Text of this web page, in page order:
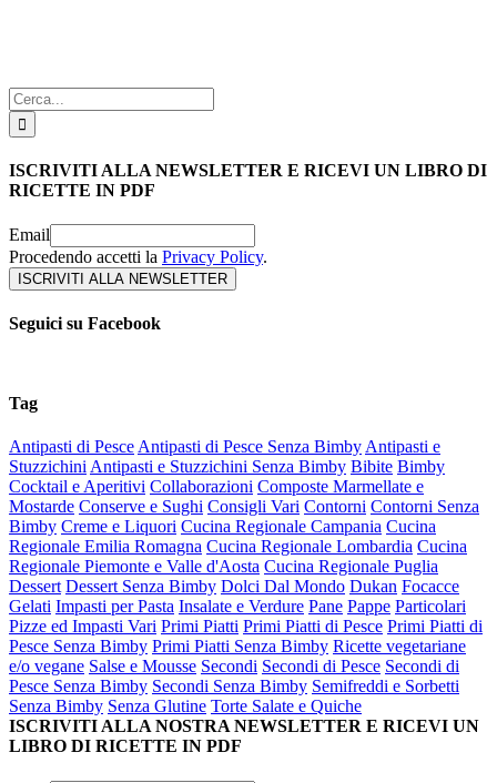
Cerca
per:
ISCRIVITI ALLA NEWSLETTER E RICEVI UN LIBRO DI
RICETTE IN PDF
Email
Procedendo accetti la Privacy Policy.
Seguici su Facebook
Tag
Antipasti di Pesce Antipasti di Pesce Senza Bimby Antipasti e
Stuzzichini Antipasti e Stuzzichini Senza Bimby Bibite Bimby
Cocktail e Aperitivi Collaborazioni Composte Marmellate e
Mostarde Conserve e Sughi Consigli Vari Contorni Contorni Senza
Bimby Creme e Liquori Cucina Regionale Campania Cucina
Regionale Emilia Romagna Cucina Regionale Lombardia Cucina
Regionale Piemonte e Valle d'Aosta Cucina Regionale Puglia
Dessert Dessert Senza Bimby Dolci Dal Mondo Dukan Focacce
Gelati Impasti per Pasta Insalate e Verdure Pane Pappe Particolari
Pizze ed Impasti Vari Primi Piatti Primi Piatti di Pesce Primi Piatti di
Pesce Senza Bimby Primi Piatti Senza Bimby Ricette vegetariane
e/o vegane Salse e Mousse Secondi Secondi di Pesce Secondi di
Pesce Senza Bimby Secondi Senza Bimby Semifreddi e Sorbetti
Senza Bimby Senza Glutine Torte Salate e Quiche
ISCRIVITI ALLA NOSTRA NEWSLETTER E RICEVI UN
LIBRO DI RICETTE IN PDF